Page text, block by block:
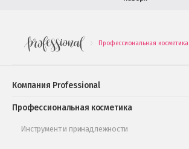
. Профессиональная косметика
Компания Professional
Профессиональная косметика
Инструмент и принадлежности
Подарочные наборы
Обучающее видео